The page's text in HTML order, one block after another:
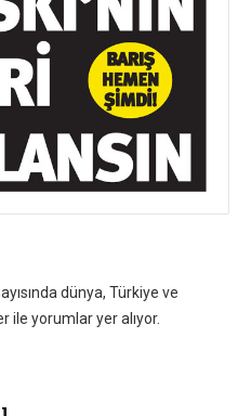
dünya, Türkiye ve
ile yorumlar yer alıyor.